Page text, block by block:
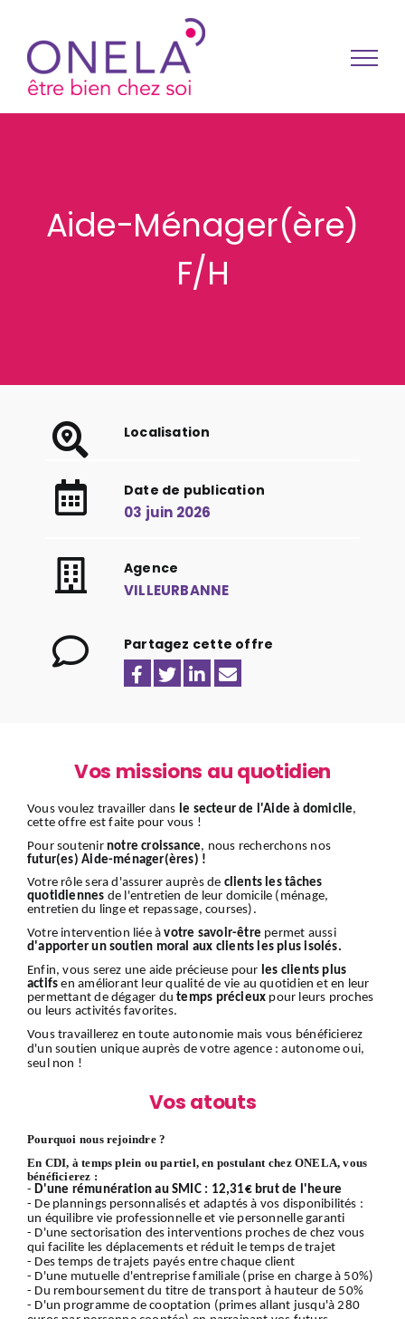
Aide-Ménager(ère)
F/H
Localisation
Date de publication
03 juin 2026
Agence
VILLEURBANNE
Partagez cette offre
Vos missions au quotidien
Vous voulez travailler dans le secteur de l'Aide à domicile,
cette offre est faite pour vous !
Pour soutenir notre croissance, nous recherchons nos
futur(es) Aide-ménager(ères) !
Votre rôle sera d'assurer auprès de clients les tâches
quotidiennes de l'entretien de leur domicile (ménage,
entretien du linge et repassage, courses).
Votre intervention liée àvotre savoir-être permet aussi
d'apporter un soutien moral aux clients les plus isolés.
Enfin, vous serez une aide précieuse pour les clients plus
actifs en améliorant leur qualité de vie au quotidien et en leur
permettant de dégager dutemps précieux pour leurs proches
ou leurs activités favorites.
Vous travaillerez en toute autonomie mais vous bénéficierez
d'un soutien unique auprès de votre agence : autonome oui,
seul non !
Vos atouts
Pourquoi nous rejoindre ?
En CDI, à temps plein ou partiel, en postulant chez ONELA, vous
bénéficierez :
- D'une rémunération au SMIC : 12,31€ brut de l'heure
- De plannings personnalisés et adaptés à vos disponibilités :
un équilibre vie professionnelle et vie personnelle garanti
- D'une sectorisation des interventions proches de chez vous
qui facilite les déplacements et réduit le temps de trajet
- Des temps de trajets payés entre chaque client
- D'une mutuelle d'entreprise familiale (prise en charge à 50%)
- Du remboursement du titre de transport à hauteur de 50%
- D'un programme de cooptation (primes allant jusqu'à 280